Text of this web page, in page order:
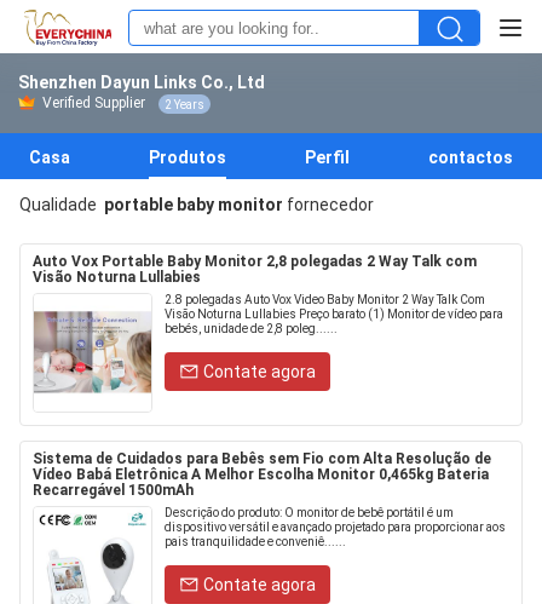
Shenzhen Dayun Links Co., Ltd
Verified Supplier 2 Years
Casa Produtos Perfil contactos
Qualidade portable baby monitor fornecedor
Auto Vox Portable Baby Monitor 2,8 polegadas 2 Way Talk com
Visão Noturna Lullabies
2.8 polegadas Auto Vox Video Baby Monitor 2 Way Talk Com
Visão Noturna Lullabies Preço barato (1) Monitor de vídeo para
bebés, unidade de 2,8 poleg......
Contate agora
Sistema de Cuidados para Bebês sem Fio com Alta Resolução de
Vídeo Babá Eletrônica A Melhor Escolha Monitor 0,465kg Bateria
Recarregável 1500mAh
Descrição do produto: O monitor de bebê portátil é um
dispositivo versátil e avançado projetado para proporcionar aos
pais tranquilidade e conveniê......
Contate agora